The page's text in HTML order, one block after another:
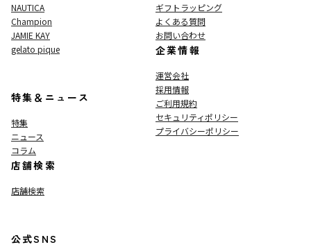
NAUTICA
Champion
JAMIE KAY
gelato pique
特集＆ニュース
特集
ニュース
コラム
店舗検索
店舗検索
ギフトラッピング
よくある質問
お問い合わせ
企業情報
運営会社
採用情報
ご利用規約
セキュリティポリシー
プライバシーポリシー
公式SNS